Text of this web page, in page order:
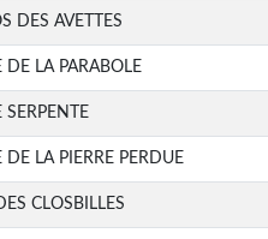
DES AVETTES
DE LA PARABOLE
SERPENTE
DE LA PIERRE PERDUE
CLOSBILLES